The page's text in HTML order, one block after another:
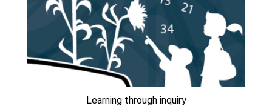
Learning through inquiry